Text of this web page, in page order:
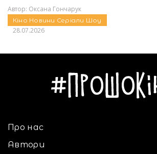
Автор: Оксана Гончарук
Кіно Новини Серіали Шоу
28.07.2026
Про нас
Автори